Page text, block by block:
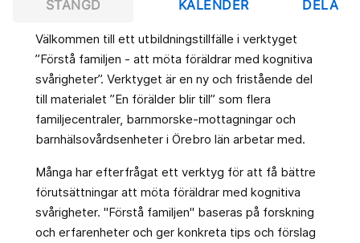
STÄNGD
KALENDER
DELA
Välkommen till ett utbildningstillfälle i verktyget
”Förstå familjen - att möta föräldrar med kognitiva
svårigheter”. Verktyget är en ny och fristående del
till materialet ”En förälder blir till” som flera
familjecentraler, barnmorske-mottagningar och
barnhälsovårdsenheter i Örebro län arbetar med.
Många har efterfrågat ett verktyg för att få bättre
förutsättningar att möta föräldrar med kognitiva
svårigheter. "Förstå familjen" baseras på forskning
och erfarenheter och ger konkreta tips och förslag